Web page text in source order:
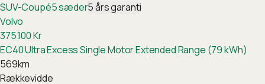
SUV-Coupé5sæder5års garanti
Volvo
375.100Kr
EC40 Ultra Excess Single Motor Extended Range (79 kWh)
569km
Rækkevidde